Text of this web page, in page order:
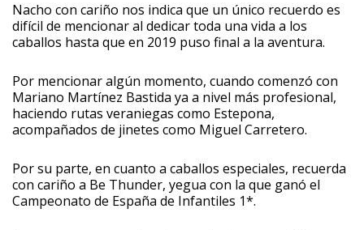
Nacho con cariño nos indica que un único recuerdo es
difícil de mencionar al dedicar toda una vida a los
caballos hasta que en 2019 puso final a la aventura.
Por mencionar algún momento, cuando comenzó con
Mariano Martínez Bastida ya a nivel más profesional,
haciendo rutas veraniegas como Estepona,
acompañados de jinetes como Miguel Carretero.
Por su parte, en cuanto a caballos especiales, recuerda
con cariño a Be Thunder, yegua con la que ganó el
Campeonato de España de Infantiles 1*.